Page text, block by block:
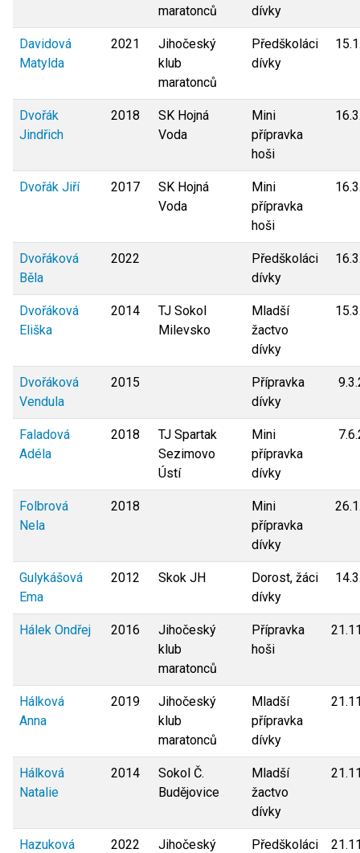
maratonců
dívky
Davidová
Matylda
2021
Jihočeský
klub
maratonců
Předškoláci
dívky
Dvořák
Jindřich
2018
SK Hojná
Voda
Mini
přípravka
hoši
Dvořák Jiří 2017
SK Hojná
Voda
Mini
přípravka
hoši
Dvořáková
Běla
2022
Předškoláci
dívky
Dvořáková
Eliška
2014
TJ Sokol
Milevsko
Mladší
žactvo
dívky
Dvořáková
Vendula
2015
Přípravka
dívky
Faladová
Adéla
2018
TJ Spartak
Sezimovo
Ústí
Mini
přípravka
dívky
Folbrová
Nela
2018
Mini
přípravka
dívky
Gulykášová
Ema
2012 Skok JH
Dorost, žáci
dívky
Hálek Ondřej 2016
Jihočeský
klub
maratonců
Přípravka
hoši
Hálková
Anna
2019
Jihočeský
klub
maratonců
Mladší
přípravka
dívky
Hálková
Natalie
2014
Sokol Č.
Budějovice
Mladší
žactvo
dívky
Hazuková
2022
Jihočeský
Předškoláci